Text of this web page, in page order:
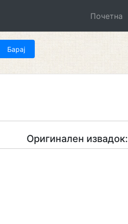
Почетна
Оригинален извадок: